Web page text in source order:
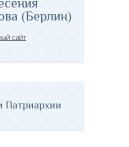
(Берлин)
сайт
Патриархии